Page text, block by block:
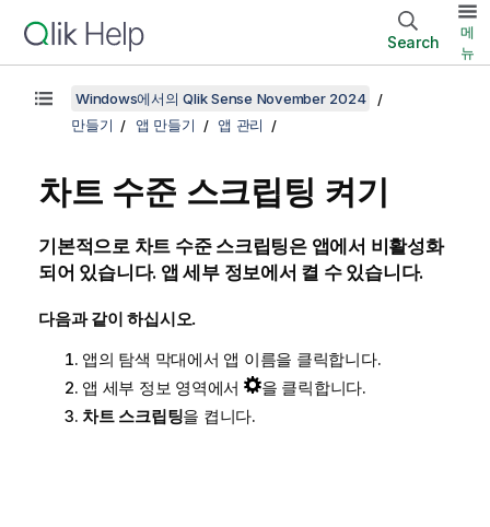
Search
메
뉴
Windows에서의 Qlik Sense November 2024
만들기
앱 만들기 앱 관리
차트 수준 스크립팅 켜기
기본적으로 차트 수준 스크립팅은 앱에서 비활성화
되어 있습니다. 앱 세부 정보에서 켤 수 있습니다.
다음과 같이 하십시오.
앱의 탐색 막대에서 앱 이름을 클릭합니다.
앱 세부 정보 영역에서
을 클릭합니다.
차트 스크립팅을 켭니다.